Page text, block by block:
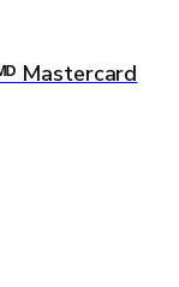
Mastercard